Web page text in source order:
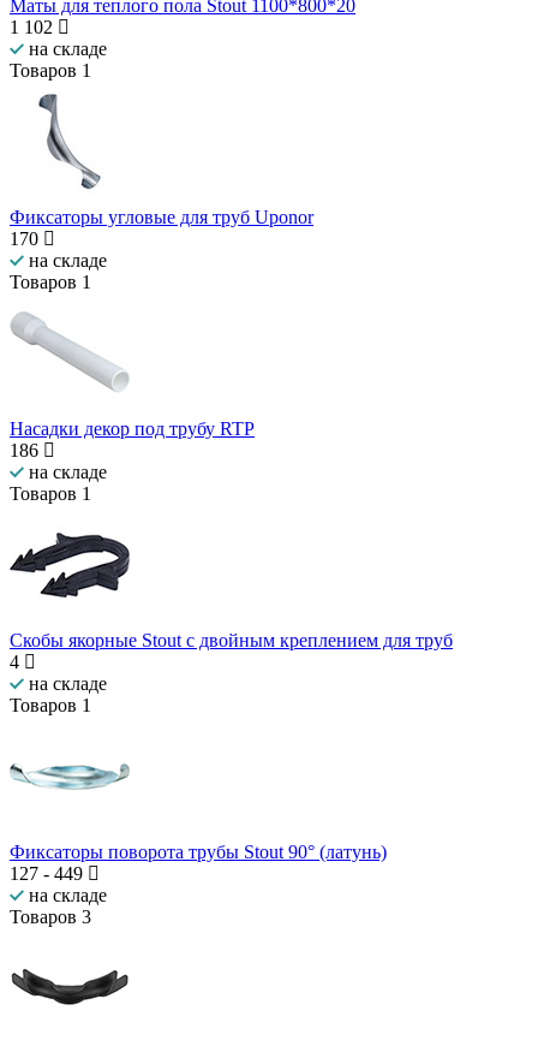
Маты для теплого пола Stout 1100*800*20
1 102
на складе
Товаров 1
Фиксаторы угловые для труб Uponor
170
на складе
Товаров 1
Насадки декор под трубу RTP
186
на складе
Товаров 1
Скобы якорные Stout с двойным креплением для труб
4
на складе
Товаров 1
Фиксаторы поворота трубы Stout 90° (латунь)
127 - 449
на складе
Товаров 3